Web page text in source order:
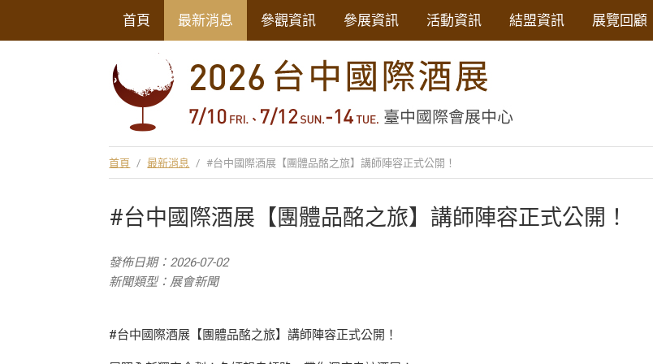
首頁 最新消息 參觀資訊 參展資訊 活動資訊 結盟資訊 展覽回顧
首頁 / 最新消息 / #台中國際酒展【團體品酩之旅】講師陣容正式公開！
#台中國際酒展【團體品酩之旅】講師陣容正式公開！
發佈日期：2026-07-02
新聞類型：展會新聞
#台中國際酒展【團體品酩之旅】講師陣容正式公開！